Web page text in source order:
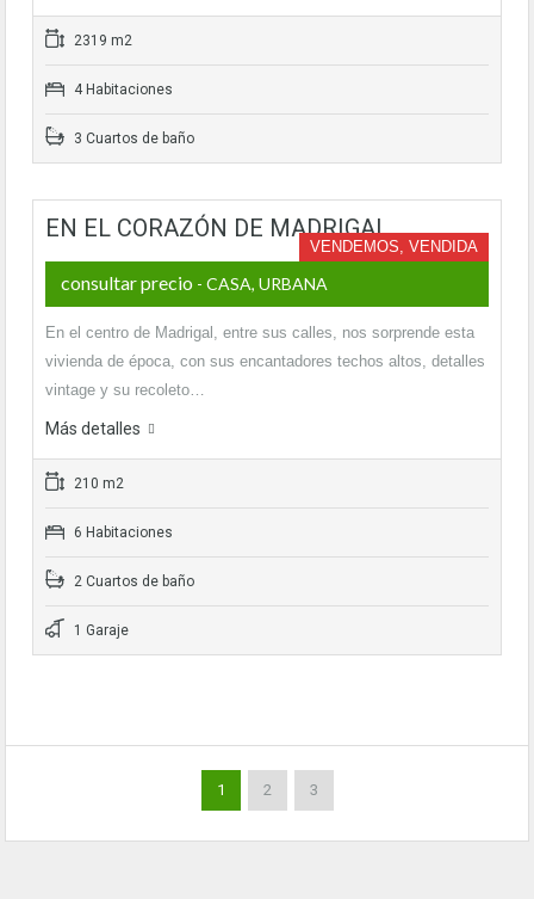
2319 m2
4 Habitaciones
3 Cuartos de baño
EN EL CORAZÓN DE MADRIGAL
VENDEMOS, VENDIDA
consultar precio - CASA, URBANA
En el centro de Madrigal, entre sus calles, nos sorprende esta
vivienda de época, con sus encantadores techos altos, detalles
vintage y su recoleto…
Más detalles
210 m2
6 Habitaciones
2 Cuartos de baño
1 Garaje
1 2 3